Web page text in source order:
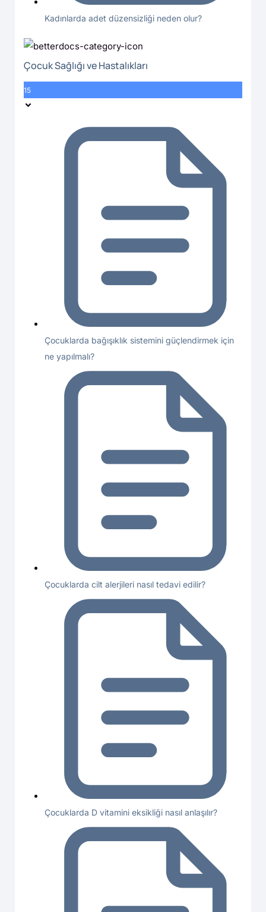
Kadınlarda adet düzensizliği neden olur?
Çocuk Sağlığı ve Hastalıkları
15
Çocuklarda bağışıklık sistemini güçlendirmek için
ne yapılmalı?
Çocuklarda cilt alerjileri nasıl tedavi edilir?
Çocuklarda D vitamini eksikliği nasıl anlaşılır?